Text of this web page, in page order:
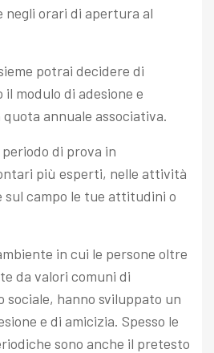
orari di apertura al
potrai decidere di
modulo di adesione e
annuale associativa.
di prova in
più esperti, nelle attività
sul campo le tue attitudini o
in cui le persone oltre
da valori comuni di
sociale, hanno sviluppato un
e di amicizia. Spesso le
sono anche il pretesto